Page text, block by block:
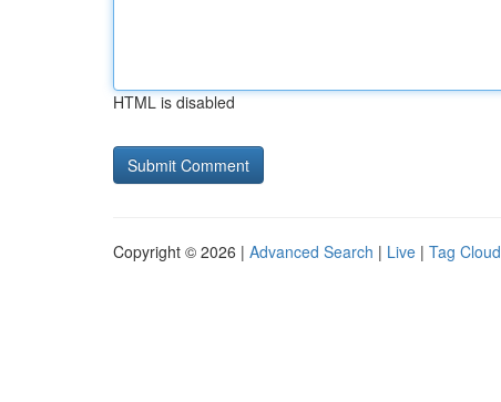
HTML is disabled
Copyright © 2026 | Advanced Search | Live | Tag Cloud